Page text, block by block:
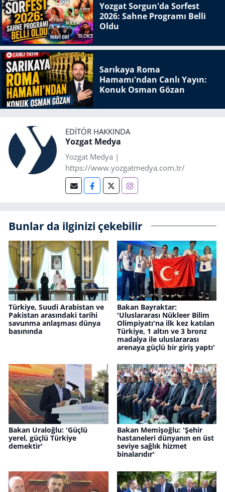
Yozgat Sorgun'da Sorfest
2026: Sahne Programı Belli
Oldu
Sarıkaya Roma
Hamamı'ndan Canlı Yayın:
Konuk Osman Gözan
EDITÖR HAKKINDA
Yozgat Medya
Yozgat Medya |
https://www.yozgatmedya.com.tr/
Bunlar da ilginizi çekebilir
Türkiye, Suudi Arabistan ve
Pakistan arasındaki tarihi
savunma anlaşması dünya
basınında
Bakan Bayraktar:
'Uluslararası Nükleer Bilim
Olimpiyatı'na ilk kez katılan
Türkiye, 1 altın ve 3 bronz
madalya ile uluslararası
arenaya güçlü bir giriş yaptı'
Bakan Uraloğlu: 'Güçlü
yerel, güçlü Türkiye
demektir'
Bakan Memişoğlu: 'Şehir
hastaneleri dünyanın en üst
seviye sağlık hizmet
binalarıdır'